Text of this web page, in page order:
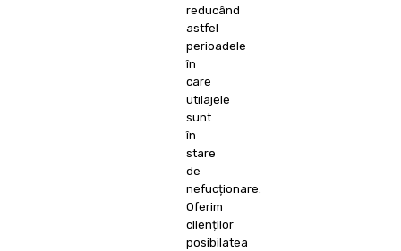
reducând
astfel
perioadele
în
care
utilajele
sunt
în
stare
de
nefucționare.
Oferim
clienților
posibilatea